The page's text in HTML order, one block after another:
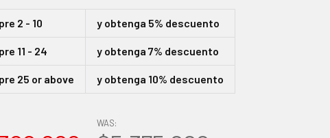
2 - 10 y obtenga 5% descuento
11 - 24 y obtenga 7% descuento
25 or above y obtenga 10% descuento
WAS: